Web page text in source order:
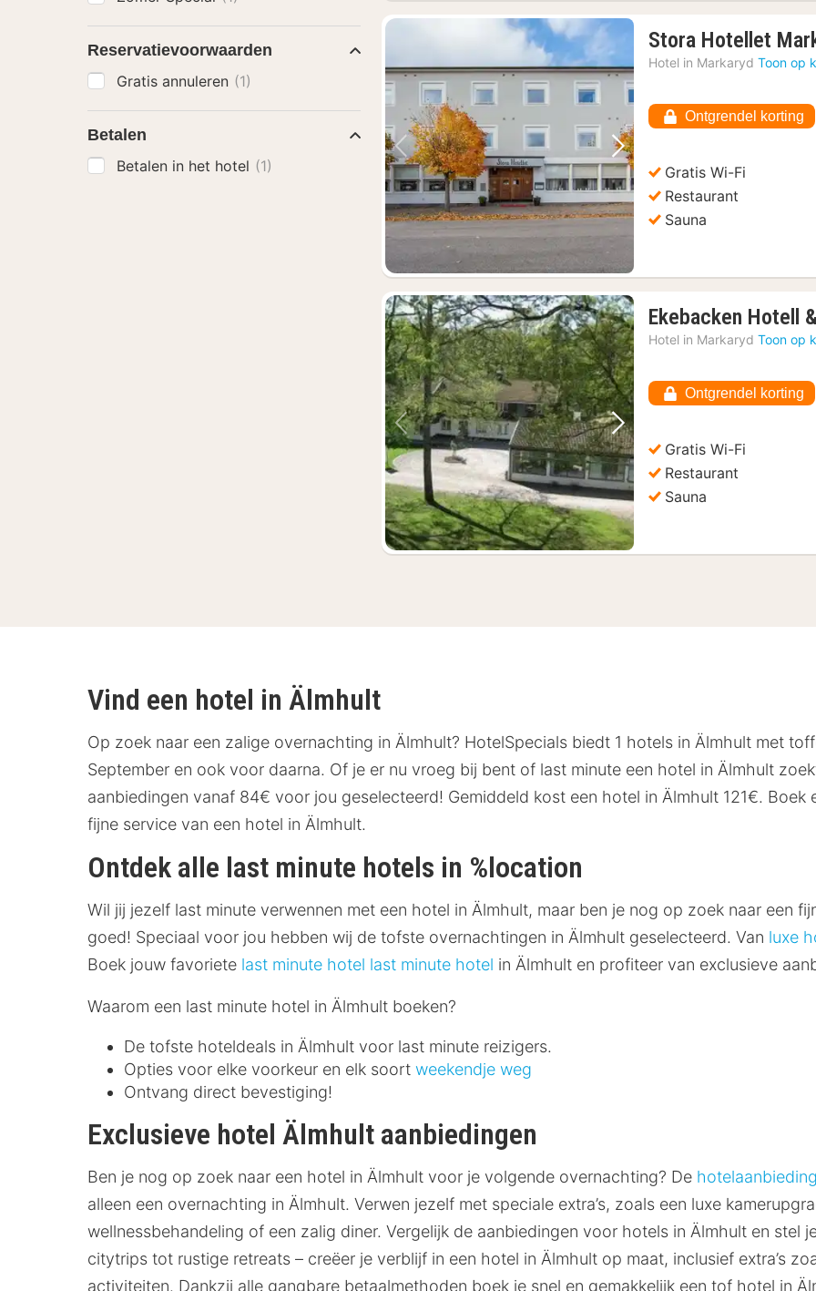
Vorige foto Volgende foto
Stora Hotellet
Hotel in Markaryd Toon op
Ontgrendel korting
Gratis Wi-Fi
Restaurant
Sauna
Vorige foto Volgende foto
Ekebacken Hotell
Hotel in Markaryd Toon op
Ontgrendel korting
Gratis Wi-Fi
Restaurant
Sauna
Reservatievoorwaarden
Gratis annuleren (1)
Betalen
Betalen in het hotel (1)
Vind een hotel in Älmhult
Op zoek naar een zalige overnachting in Älmhult? HotelSpecials biedt 1 hotels in Älmhult met
September en ook voor daarna. Of je er nu vroeg bij bent of last minute een hotel in Älmhult
aanbiedingen vanaf 84€ voor jou geselecteerd! Gemiddeld kost een hotel in Älmhult 121€. Boek
fijne service van een hotel in Älmhult.
Ontdek alle last minute hotels in %location
Wil jij jezelf last minute verwennen met een hotel in Älmhult, maar ben je nog op zoek naar een
goed! Speciaal voor jou hebben wij de tofste overnachtingen in Älmhult geselecteerd. Van luxe
Boek jouw favoriete last minute hotel last minute hotel in Älmhult en profiteer van exclusieve
Waarom een last minute hotel in Älmhult boeken?
De tofste hoteldeals in Älmhult voor last minute reizigers.
Opties voor elke voorkeur en elk soort weekendje weg
Ontvang direct bevestiging!
Exclusieve hotel Älmhult aanbiedingen
Ben je nog op zoek naar een hotel in Älmhult voor je volgende overnachting? De
alleen een overnachting in Älmhult. Verwen jezelf met speciale extra’s, zoals een luxe
wellnessbehandeling of een zalig diner. Vergelijk de aanbiedingen voor hotels in Älmhult en stel
citytrips tot rustige retreats – creëer je verblijf in een hotel in Älmhult op maat, inclusief extra’s
activiteiten. Dankzij alle gangbare betaalmethoden boek je snel en gemakkelijk een tof hotel in